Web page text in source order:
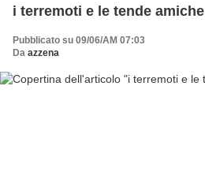
i terremoti e le tende amiche
Pubblicato su 09/06/AM 07:03
Da azzena